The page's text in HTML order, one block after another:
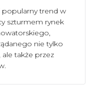
popularny trend w
szturmem rynek
nie tylko
także przez